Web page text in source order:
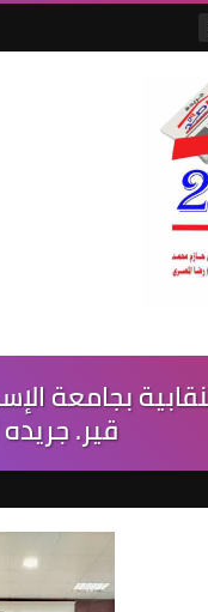
بجامعة
قير. جريده